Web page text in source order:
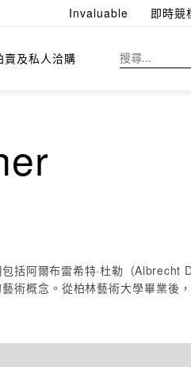
Invaluable 即時競
賣及私人洽購
括阿爾布雷希特·杜勒（Albrecht
術概念。從柏林藝術大學畢業後